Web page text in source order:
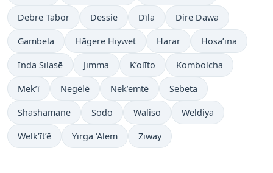
Debre Tabor Dessie Dīla Dire Dawa
Gambela Hāgere Hiywet Harar Hosa’ina
Inda Silasē Jimma K’olīto Kombolcha
Mek’ī Negēlē Nek’emtē Sebeta
Shashamane Sodo Waliso Weldiya
Welk’īt’ē Yirga ‘Alem Ziway